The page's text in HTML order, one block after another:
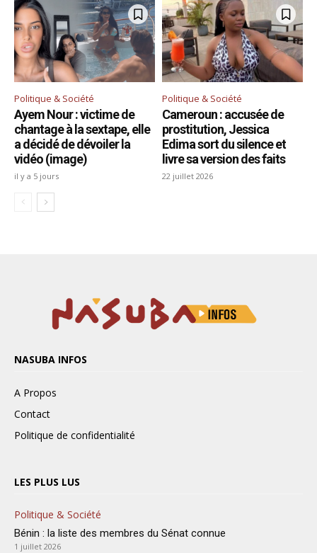
NASUBA INFOS
A Propos
Contact
Politique de confidentialité
LES PLUS LUS
Politique & Société
Bénin : la liste des membres du Sénat connue
1 juillet 2026